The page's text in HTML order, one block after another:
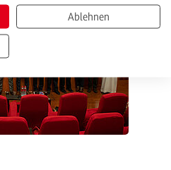
Ablehnen